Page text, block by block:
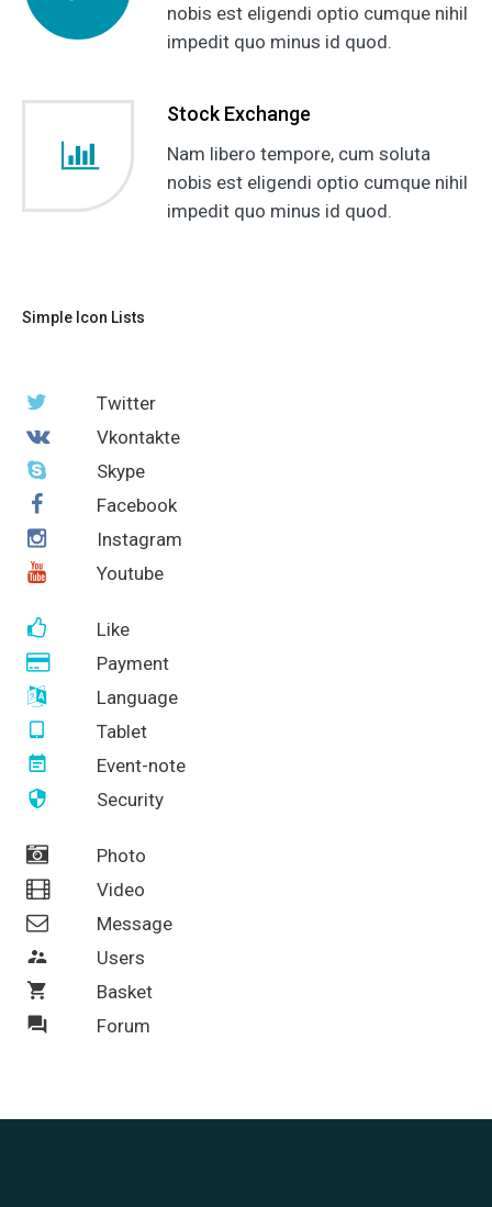
nobis est eligendi optio cumque nihil
impedit quo minus id quod.
Stock Exchange
Nam libero tempore, cum soluta
nobis est eligendi optio cumque nihil
impedit quo minus id quod.
Simple Icon Lists
Twitter
Vkontakte
Skype
Facebook
Instagram
Youtube
Like
Payment
Language
Tablet
Event-note
Security
Photo
Video
Message
Users
Basket
Forum